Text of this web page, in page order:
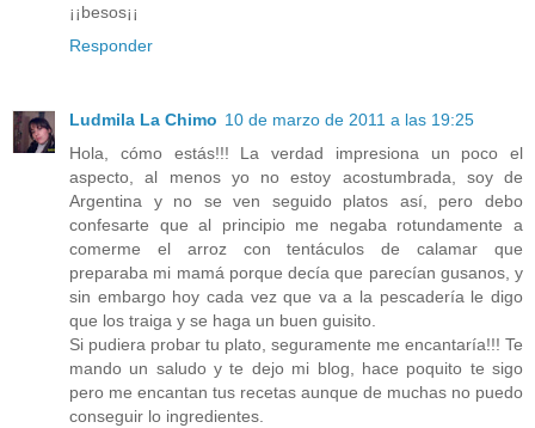
¡¡besos¡¡
Responder
Ludmila La Chimo 10 de marzo de 2011 a las 19:25
Hola, cómo estás!!! La verdad impresiona un poco el
aspecto, al menos yo no estoy acostumbrada, soy de
Argentina y no se ven seguido platos así, pero debo
confesarte que al principio me negaba rotundamente a
comerme el arroz con tentáculos de calamar que
preparaba mi mamá porque decía que parecían gusanos, y
sin embargo hoy cada vez que va a la pescadería le digo
que los traiga y se haga un buen guisito.
Si pudiera probar tu plato, seguramente me encantaría!!! Te
mando un saludo y te dejo mi blog, hace poquito te sigo
pero me encantan tus recetas aunque de muchas no puedo
conseguir lo ingredientes.